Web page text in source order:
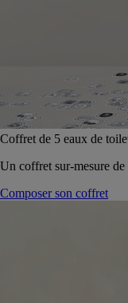
Coffret de 5 eaux de
Un coffret sur-mesure
Composer son coffret